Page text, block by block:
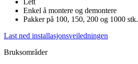
Lett
Enkel å montere og demontere
Pakker på 100, 150, 200 og 1000 stk.
Last ned installasjonsveiledningen
Bruksområder